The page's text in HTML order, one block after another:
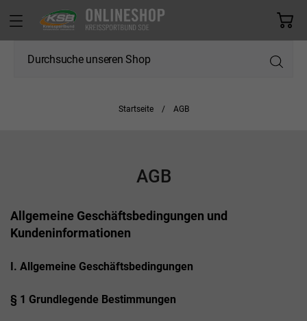
Startseite AGB
AGB
Allgemeine Geschäftsbedingungen und
Kundeninformationen
I. Allgemeine Geschäftsbedingungen
§ 1 Grundlegende Bestimmungen